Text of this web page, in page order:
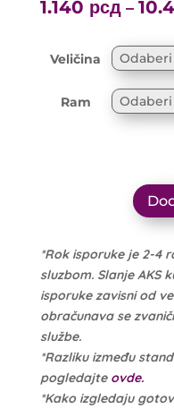
1.140 рсд –
Veličina
Ram
*Rok isporuke je 2-4
sluzbom. Slanje AKS
isporuke zavisni od
obračunava se
službe.
*Razliku između
pogledajte ovde.
*Kako izgledaju